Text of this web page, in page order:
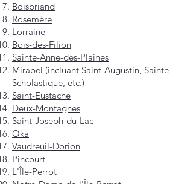
Boisbriand
Rosemère
Lorraine
Bois-des-Filion
Sainte-Anne-des-Plaines
Mirabel (incluant Saint-Augustin, Sainte-
Scholastique, etc.)
Saint-Eustache
Deux-Montagnes
Saint-Joseph-du-Lac
Oka
Vaudreuil-Dorion
Pincourt
L'Île-Perrot